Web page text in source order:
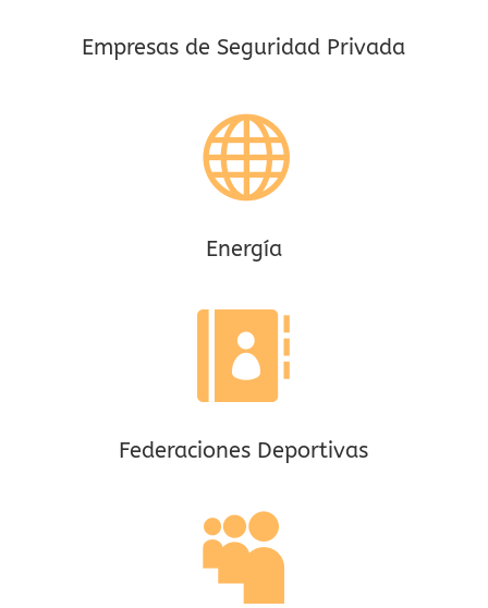
Empresas de Seguridad Privada

Energía

Federaciones Deportivas
